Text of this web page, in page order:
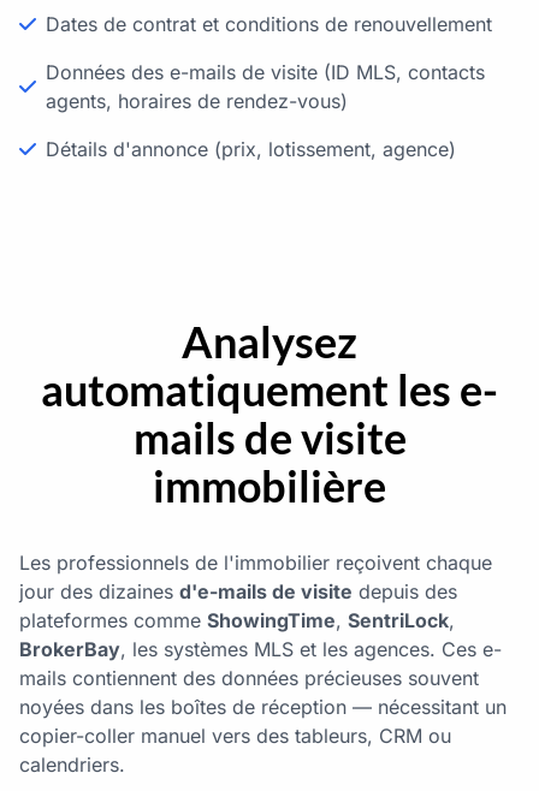
Dates de contrat et conditions de renouvellement
Données des e-mails de visite (ID MLS, contacts
agents, horaires de rendez-vous)
Détails d'annonce (prix, lotissement, agence)
Analysez
automatiquement les e-
mails de visite
immobilière
Les professionnels de l'immobilier reçoivent chaque
jour des dizaines d'e-mails de visite depuis des
plateformes comme ShowingTime, SentriLock,
BrokerBay, les systèmes MLS et les agences. Ces e-
mails contiennent des données précieuses souvent
noyées dans les boîtes de réception — nécessitant un
copier-coller manuel vers des tableurs, CRM ou
calendriers.